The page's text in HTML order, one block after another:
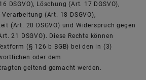
DSGVO), Löschung (Art. 17 DGSVO),
(Art. 18 DSGVO),
(Art. 20 DSGVO) und Widerspruch gegen
21 DSGVO). Diese Rechte können
(§ 126 b BGB) bei den in (3)
oder dem
geltend gemacht werden.